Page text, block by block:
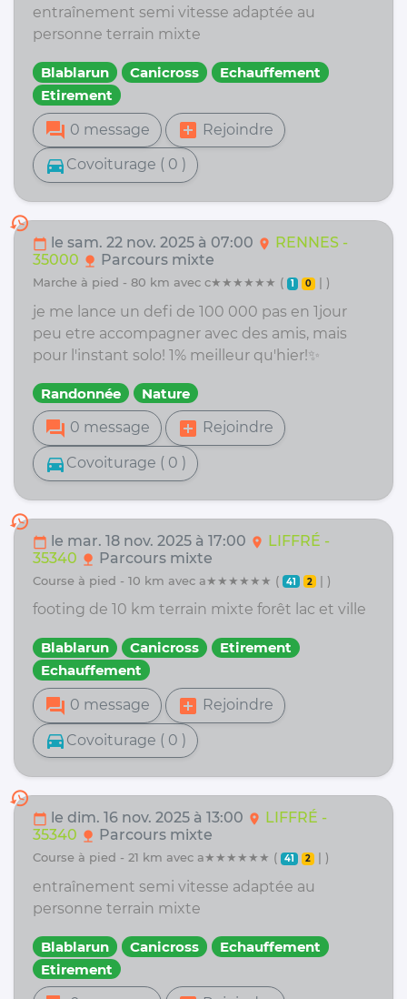
entraînement semi vitesse adaptée au
personne terrain mixte
Blablarun Canicross
Echauffement
Etirement
forum 0 message add_box Rejoindre
directions_car Covoiturage ( 0 )
history
calendar_today le sam. 22 nov. 2025 à 07:00 location_on RENNES -
35000 nature Parcours mixte
marche à pied - 80 km avec c★★★★★★ ( 1 0 | )
je me lance un defi de 100 000 pas en 1jour
peu etre accompagner avec des amis, mais
pour l'instant solo! 1% meilleur qu'hier!✨
Randonnée Nature
forum 0 message add_box Rejoindre
directions_car Covoiturage ( 0 )
history
calendar_today le mar. 18 nov. 2025 à 17:00 location_on LIFFRÉ -
35340 nature Parcours mixte
course à pied - 10 km avec a★★★★★★ ( 41 2 | )
footing de 10 km terrain mixte forêt lac et ville
Blablarun Canicross
Etirement
Echauffement
forum 0 message add_box Rejoindre
directions_car Covoiturage ( 0 )
history
calendar_today le dim. 16 nov. 2025 à 13:00 location_on
LIFFRÉ -
35340 nature Parcours mixte
course à pied - 21 km avec a★★★★★★ ( 41 2 | )
entraînement semi vitesse adaptée au
personne terrain mixte
Blablarun Canicross
Echauffement
Etirement